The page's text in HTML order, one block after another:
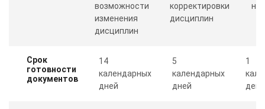
возможности
изменения
дисциплин
корректировки
дисциплин
Срок
готовности
документов
14
календарных
дней
5
календарных
дней
1
день